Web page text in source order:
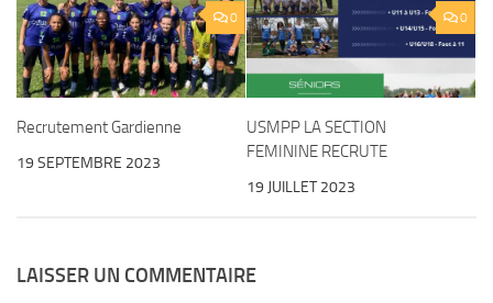
0
Recrutement Gardienne
19 SEPTEMBRE 2023
0
USMPP LA SECTION
FEMININE RECRUTE
19 JUILLET 2023
LAISSER UN COMMENTAIRE